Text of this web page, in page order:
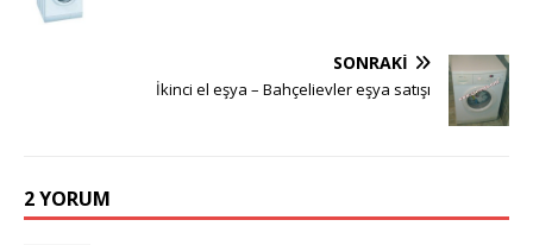
SONRAKI
İkinci el eşya – Bahçelievl​er eşya satışı
2 YORUM